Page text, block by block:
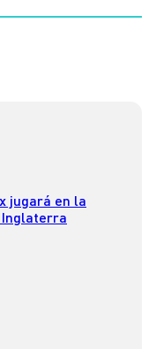
jugará en la
Inglaterra